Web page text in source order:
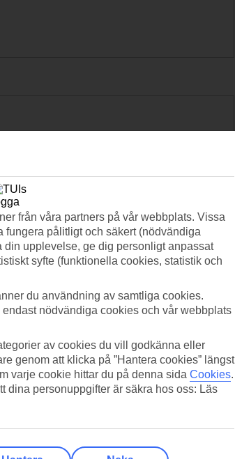
från våra partners på vår webbplats. Vissa
fungera pålitligt och säkert (nödvändiga
din upplevelse, ge dig personligt anpassat
syfte (funktionella cookies, statistik och
du användning av samtliga cookies.
nödvändiga cookies och vår webbplats
av cookies du vill godkänna eller
genom att klicka på ”Hantera cookies” längst
varje cookie hittar du på denna sida Cookies.
dina personuppgifter är säkra hos oss: Läs